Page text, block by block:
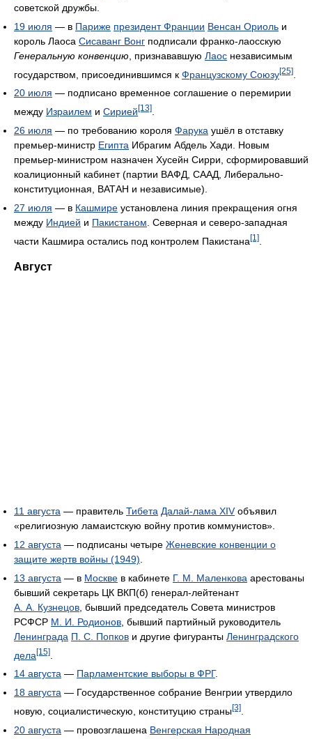
советской дружбы.
19 июля — в Париже президент Франции Венсан Ориоль и
король Лаоса Сисаванг Вонг подписали франко-лаосскую
Генеральную конвенцию , признававшую Лаос независимым
государством, присоединившимся к Французскому Союзу[25]
20 июля — подписано временное соглашение о перемирии
между Израилем и Сирией [13]
26 июля — по требованию короля Фарука ушёл в отставку
премьер-министр Египта Ибрагим Абдель Хади. Новым
премьер-министром назначен Хусейн Сирри, сформировавший
коалиционный кабинет (партии ВАФД, СААД, Либерально-
конституционная, ВАТАН и независимые).
27 июля — в Кашмире установлена линия прекращения огня
между Индией и Пакистаном . Северная и северо-западная
части Кашмира остались под контролем Пакистана[1]
Август
11 августа — правитель Тибета Далай-лама XIVобъявил
«религиозную ламаистскую войну против коммунистов».
12 августа — подписаны четыре Женевские конвенции о
защите жертв войны (1949)
13 августа — в Москве в кабинете Г. М. Маленкова арестованы
бывший секретарь ЦК ВКП(б) генерал-лейтенант
А. А. Кузнецов , бывший председатель Совета министров
РСФСР М. И. Родионов , бывший партийный руководитель
Ленинграда П. С. Попков и другие фигуранты Ленинградского
дела[15]
14 августа — Парламентские выборы в ФРГ.
18 августа — Государственное собрание Венгрии утвердило
новую, социалистическую, конституцию страны[3]
20 августа — провозглашена Венгерская Народная